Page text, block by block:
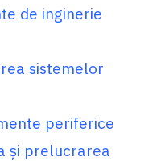
de inginerie
sistemelor
periferice
şi prelucrarea